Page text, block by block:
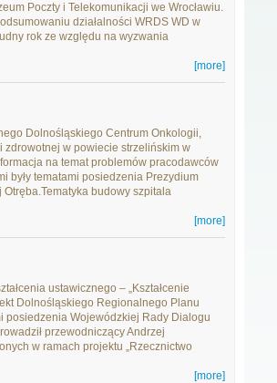
Poczty i Telekomunikacji we Wrocławiu.
działalności WRDS WD w
rok ze względu na wyzwania
[more]
Dolnośląskiego Centrum Onkologii,
zdrowotnej w powiecie strzelińskim w
na temat problemów pracodawców
były tematami posiedzenia Prezydium
budowy szpitala
[more]
ustawicznego – „Kształcenie
Dolnośląskiego Regionalnego Planu
posiedzenia Wojewódzkiej Rady Dialogu
przewodniczący Andrzej
w ramach projektu „Rzecznictwo
[more]